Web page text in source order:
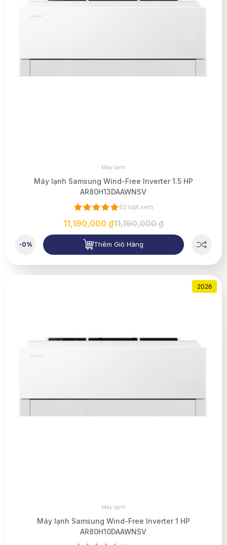
Máy lạnh
Máy lạnh Samsung Wind-Free Inverter 1.5 HP
AR80H13DAAWNSV
62 lượt xem
11,190,000 ₫11,190,000 ₫
-0% Thêm Giỏ Hàng
2026
Máy lạnh
Máy lạnh Samsung Wind-Free Inverter 1 HP
AR80H10DAAWNSV